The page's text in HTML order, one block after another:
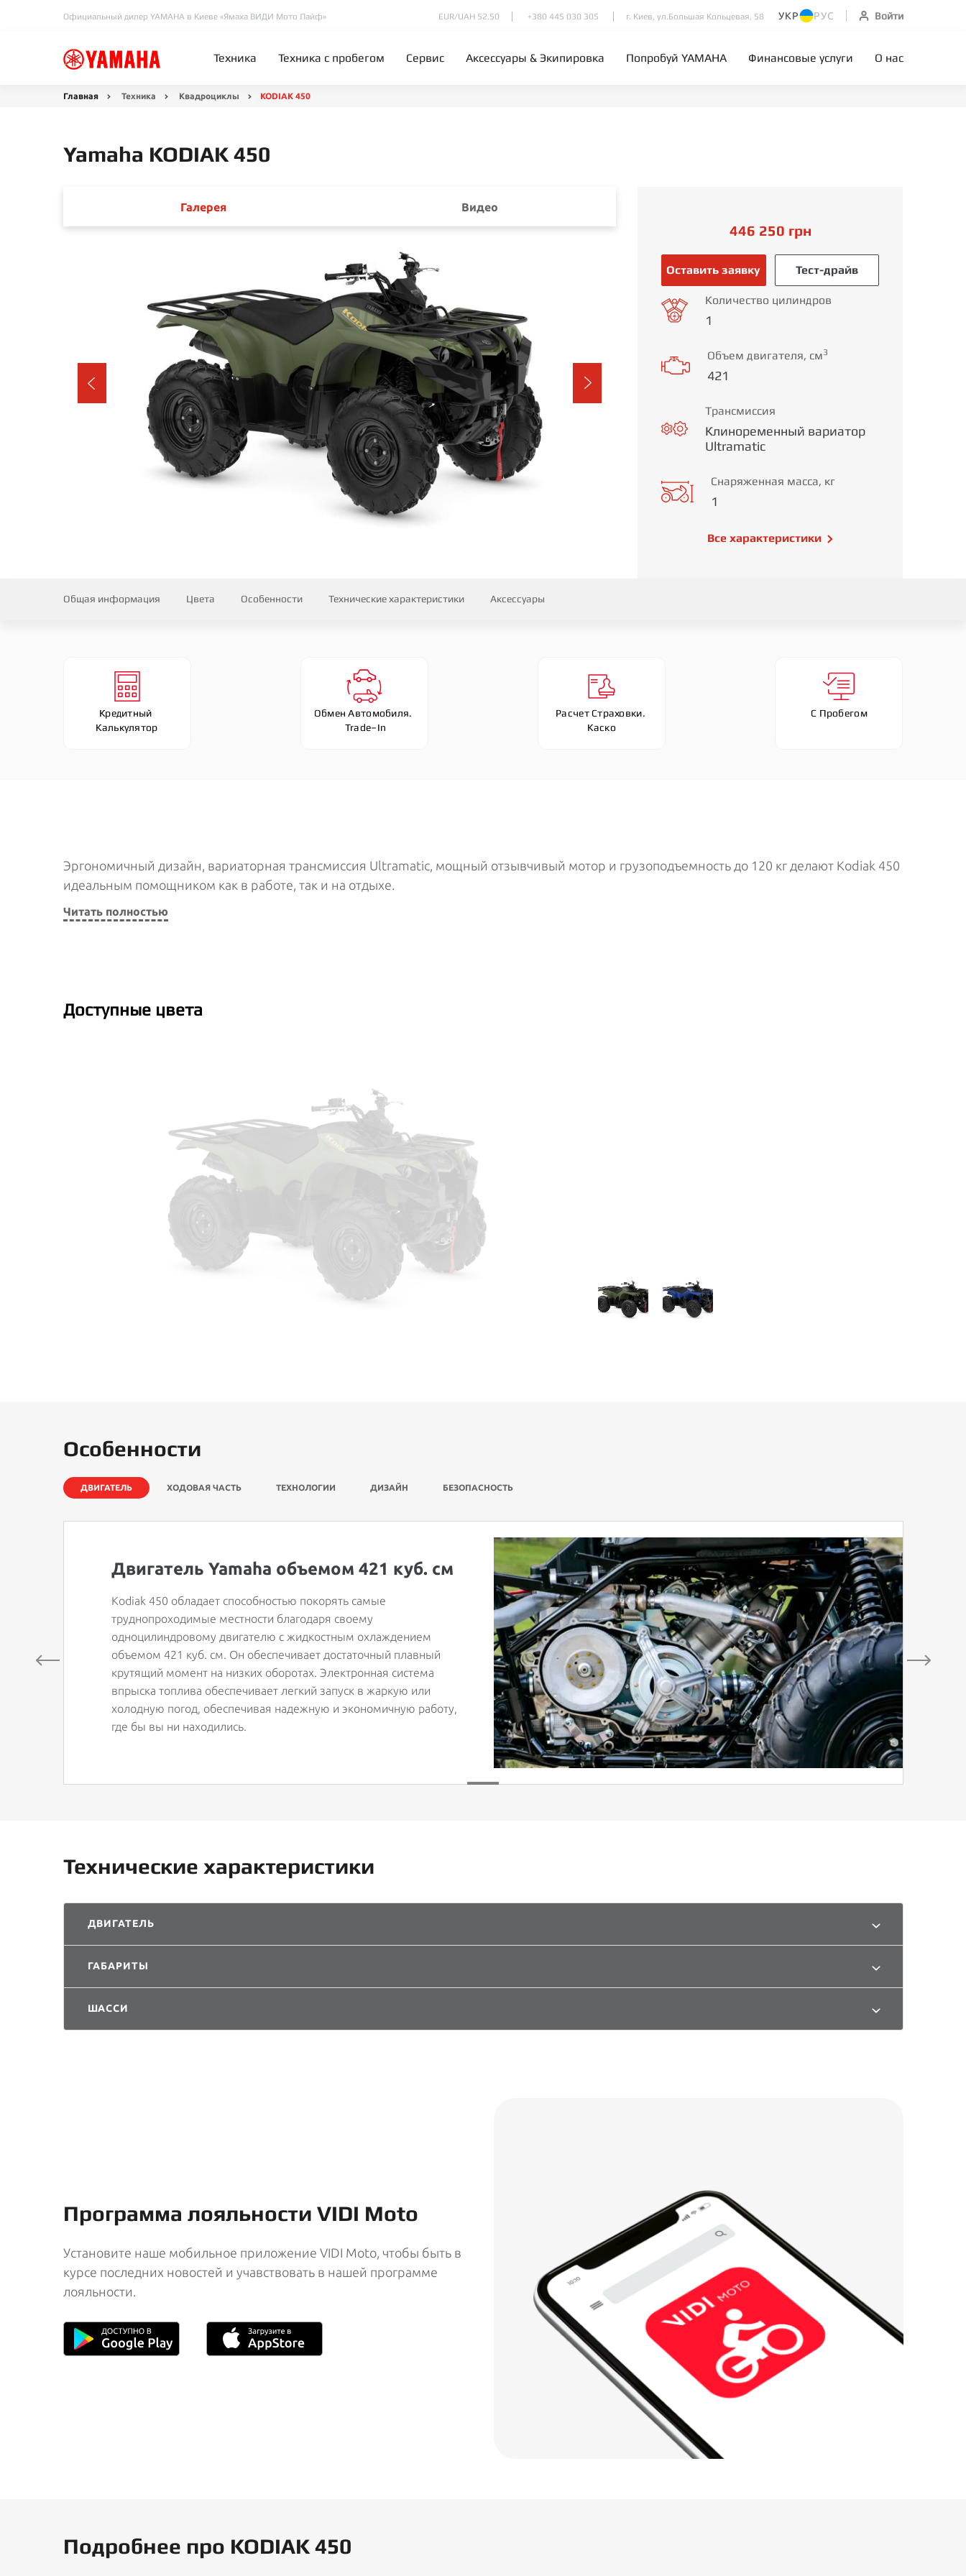
Официальный дилер YAMAHA в Киеве «Ямаха ВИДИ Мото Лайф» EUR/UAH 52.50 +380 445 030 305 г. Киев, ул.Большая Кольцевая, 58 УКР РУС Войти
Техника Техника с пробегом Сервис Аксессуары & Экипировка Попробуй YAMAHA Финансовые услуги О нас
Главная Техника Квадроциклы KODIAK 450
Yamaha KODIAK 450
Галерея Видео
446 250 грн
Оставить заявку Тест-драйв
Количество цилиндров
1
Объем двигателя, см3
421
Трансмиссия
Клиноременный вариатор
Ultramatic
Снаряженная масса, кг
1
Все характеристики
Общая информация Цвета Особенности Технические характеристики Аксессуары
Кредитный
Калькулятор
Обмен Автомобиля.
Trade–In
Расчет Страховки.
Каско
С Пробегом
Эргономичный дизайн, вариаторная трансмиссия Ultramatic, мощный отзывчивый мотор и грузоподъемность до 120 кг делают Kodiak 450
идеальным помощником как в работе, так и на отдыхе.
Читать полностью
Доступные цвета
Особенности
ДВИГАТЕЛЬ ХОДОВАЯ ЧАСТЬ ТЕХНОЛОГИИ ДИЗАЙН БЕЗОПАСНОСТЬ
Двигатель Yamaha объемом 421 куб. см
Kodiak 450 обладает способностью покорять самые
труднопроходимые местности благодаря своему
одноцилиндровому двигателю с жидкостным охлаждением
объемом 421 куб. см. Он обеспечивает достаточный плавный
крутящий момент на низких оборотах. Электронная система
впрыска топлива обеспечивает легкий запуск в жаркую или
холодную погод, обеспечивая надежную и экономичную работу,
где бы вы ни находились.
Технические характеристики
ДВИГАТЕЛЬ
ГАБАРИТЫ
ШАССИ
Программа лояльности VIDI Moto
Установите наше мобильное приложение VIDI Moto, чтобы быть в
курсе последних новостей и учавствовать в нашей программе
лояльности.
Подробнее про KODIAK 450